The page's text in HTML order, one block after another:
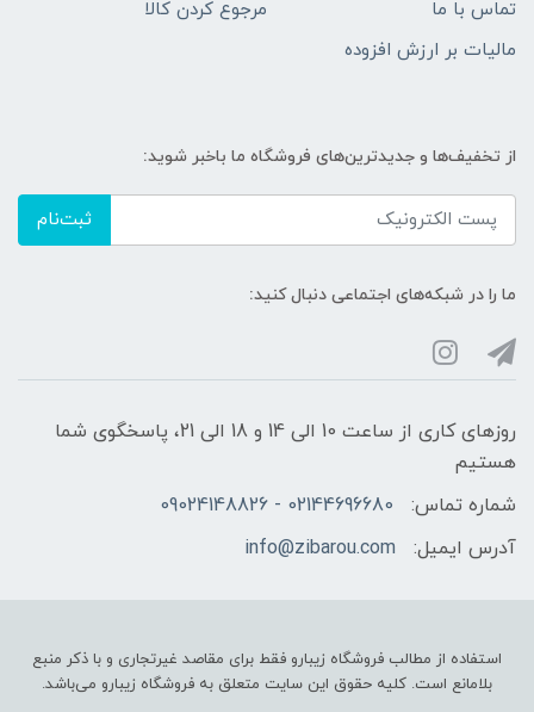
تماس با ما
مرجوع کردن کالا
مالیات بر ارزش افزوده
از تخفیف‌ها و جدیدترین‌های فروشگاه ما باخبر شوید:
ثبت‌نام
ما را در شبکه‌های اجتماعی دنبال کنید:
روزهای کاری از ساعت 10 الی 14 و 18 الی 21، پاسخگوی شما
هستیم
شماره تماس:
02144696680 - 09024148826
آدرس ایمیل:
info@zibarou.com
استفاده از مطالب فروشگاه زیبارو فقط برای مقاصد غیرتجاری و با ذکر منبع
بلامانع است. کلیه حقوق این سایت متعلق به فروشگاه زیبارو می‌باشد.